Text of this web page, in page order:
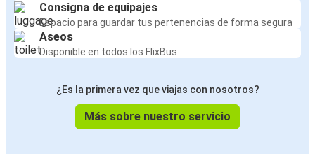
Consigna de equipajes
Espacio para guardar tus pertenencias de forma segura
Aseos
Disponible en todos los FlixBus
¿Es la primera vez que viajas con nosotros?
Más sobre nuestro servicio